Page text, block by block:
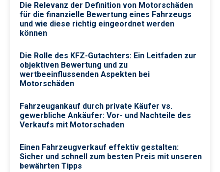
Die Relevanz der Definition von Motorschäden
für die finanzielle Bewertung eines Fahrzeugs
und wie diese richtig eingeordnet werden
können
Die Rolle des KFZ-Gutachters: Ein Leitfaden zur
objektiven Bewertung und zu
wertbeeinflussenden Aspekten bei
Motorschäden
Fahrzeugankauf durch private Käufer vs.
gewerbliche Ankäufer: Vor- und Nachteile des
Verkaufs mit Motorschaden
Einen Fahrzeugverkauf effektiv gestalten:
Sicher und schnell zum besten Preis mit unseren
bewährten Tipps